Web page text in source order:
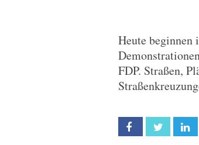
Heute beginnen
FDP. Straßen,
Facebook Twitter